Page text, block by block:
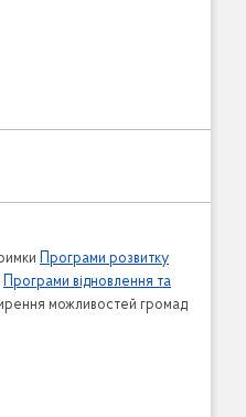
Програми розвитку
Програми відновлення та
можливостей громад